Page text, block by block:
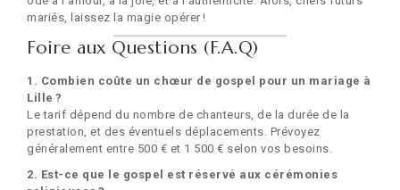
mariés, laissez la magie opérer !
Foire aux Questions (F.A.Q)
1. Combien coûte un chœur de gospel pour un mariage à
Lille ?
Le tarif dépend du nombre de chanteurs, de la durée de la
prestation, et des éventuels déplacements. Prévoyez
généralement entre 500 € et 1 500 € selon vos besoins.
2. Est-ce que le gospel est réservé aux cérémonies